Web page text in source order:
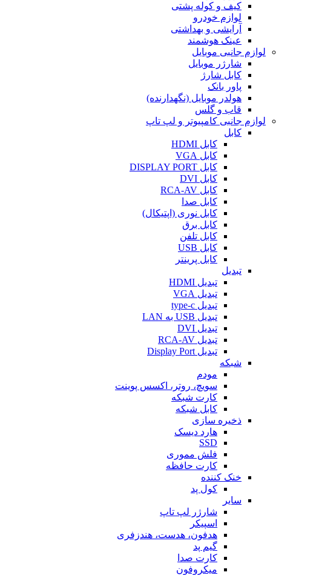
کیف و کوله پشتی
لوازم خودرو
آرایشی و بهداشتی
عینک هوشمند
لوازم جانبی موبایل
شارژر موبایل
کابل شارژ
پاور بانک
هولدر موبایل (نگهدارنده)
قاب و گلس
لوازم جانبی کامپیوتر و لپ تاپ
کابل
کابل HDMI
کابل VGA
کابل DISPLAY PORT
کابل DVI
کابل RCA-AV
کابل صدا
کابل نوری (اپتیکال)
کابل برق
کابل تلفن
کابل USB
کابل پرینتر
تبدیل
تبدیل HDMI
تبدیل VGA
تبدیل type-c
تبدیل USB به LAN
تبدیل DVI
تبدیل RCA-AV
تبدیل Display Port
شبکه
مودم
سویچ، روتر، اکسس پوینت
کارت شبکه
کابل شبکه
ذخیره سازی
هارد دیسک
SSD
فلش مموری
کارت حافظه
خنک کننده
کول پد
سایر
شارژر لپ تاپ
اسپیکر
هدفون، هدست، هندزفری
گیم پد
کارت صدا
میکروفون